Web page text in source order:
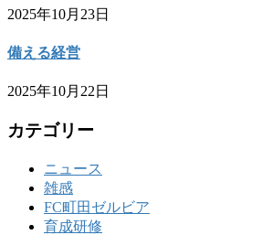
2025年10月23日
備える経営
2025年10月22日
カテゴリー
ニュース
雑感
FC町田ゼルビア
育成研修